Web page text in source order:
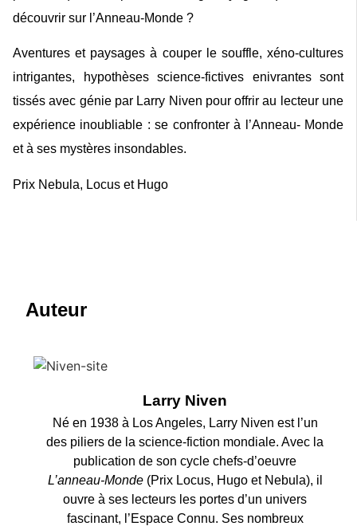
découvrir sur l’Anneau-Monde ?
Aventures et paysages à couper le souffle, xéno-cultures
intrigantes, hypothèses science-fictives enivrantes sont
tissés avec génie par Larry Niven pour offrir au lecteur une
expérience inoubliable : se confronter à l’Anneau- Monde
et à ses mystères insondables.
Prix Nebula, Locus et H ugo
Auteur
Larry Niven
Né en 1938 à Los Angeles, Larry Niven est l’un
des piliers de la science-fiction mondiale. Avec la
publication de son cycle chefs-d’oeuvre
L’anneau-Monde(Prix Locus, Hugo et Nebula), il
ouvre à ses lecteurs les portes d’un univers
fascinant, l’Espace Connu. Ses nombreux